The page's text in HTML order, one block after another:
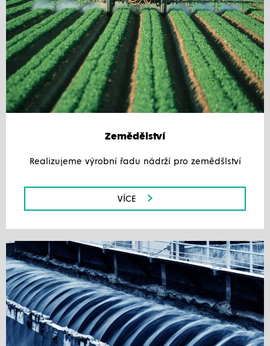
Zemědělství
Realizujeme výrobní řadu nádrží pro zemědšlství
VÍCE